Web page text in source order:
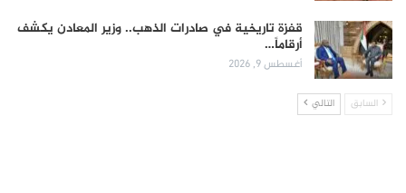
قفزة تاريخية في صادرات الذهب.. وزير المعادن يكشف
أرقاماً…
أغسطس 9, 2026
السابق التالي